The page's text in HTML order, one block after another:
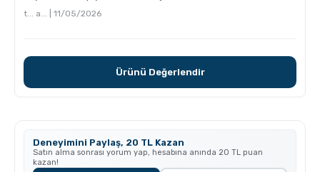
t... a... | 11/05/2026
Ürünü Değerlendir
Deneyimini Paylaş, 20 TL Kazan
Satın alma sonrası yorum yap, hesabına anında 20 TL puan
kazan!